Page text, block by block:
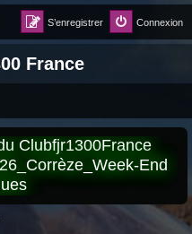
Connexion
S’enregistrer
France
Clubfjr1300France
End